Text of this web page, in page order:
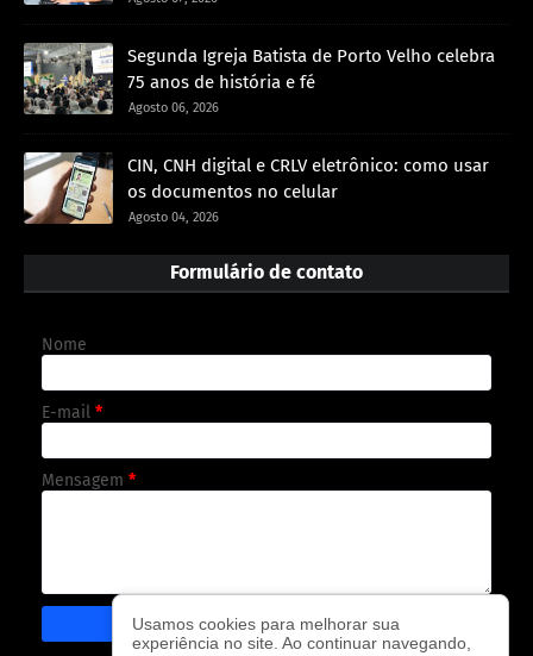
Segunda Igreja Batista de Porto Velho celebra
75 anos de história e fé
Agosto 06, 2026
CIN, CNH digital e CRLV eletrônico: como usar
os documentos no celular
Agosto 04, 2026
Formulário de contato
Nome
E-mail *
Mensagem *
Usamos cookies para melhorar sua
experiência no site. Ao continuar navegando,